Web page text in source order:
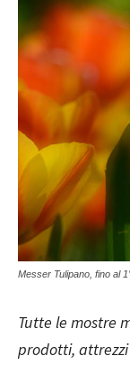
Messer Tulipano, fino al
Tutte le mostre
prodotti,